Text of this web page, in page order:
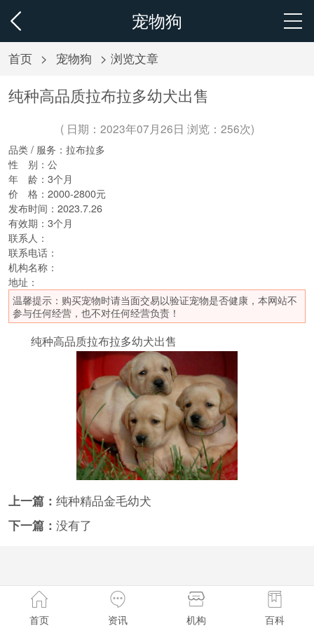
宠物狗
首页 > 宠物狗 > 浏览文章
纯种高品质拉布拉多幼犬出售
( 日期：2023年07月26日 浏览： 256次)
品类 / 服务： 拉布拉多
性 别： 公
年 龄： 3个月
价 格： 2000-2800元
发布时间： 2023.7.26
有效期： 3个月
联系人：
联系电话：
机构名称：
地址：
温馨提示：购买宠物时请当面交易以验证宠物是否健康，本网站不
参与任何经营，也不对任何经营负责！
纯种高品质拉布拉多幼犬出售
上一篇： 纯种精品金毛幼犬
下一篇： 没有了
首页 资讯 机构 百科